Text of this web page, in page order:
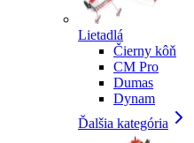
Lietadlá
Čierny kôň
CM Pro
Dumas
Dynam
Ďalšia kategória